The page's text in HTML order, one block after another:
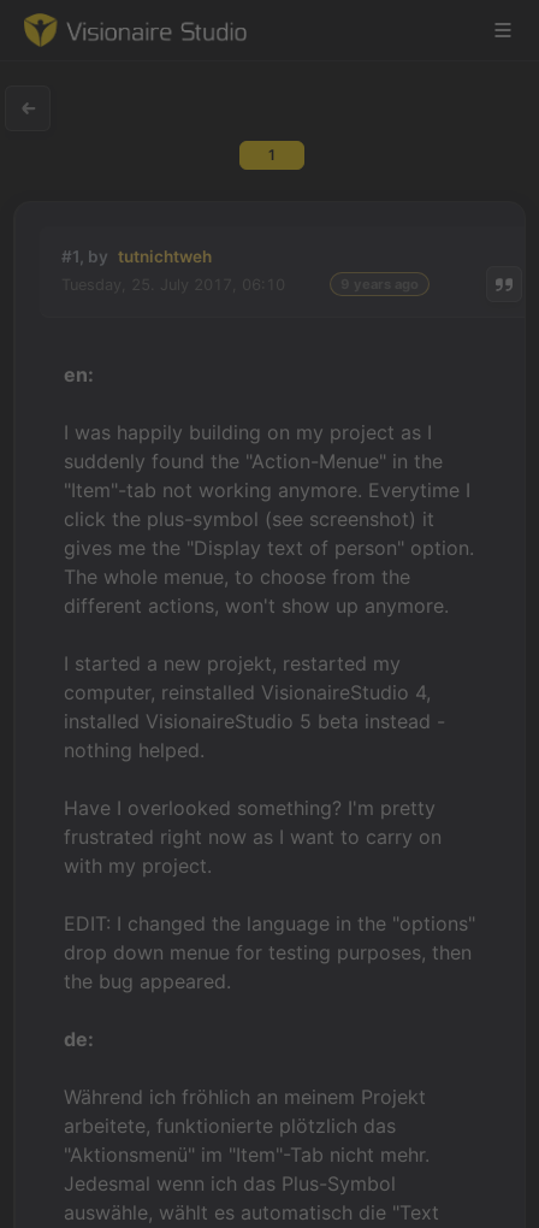
Learning
News & Stories
Downloads
1
#1, by tutnichtweh
en:
I was happily building on my project as I
suddenly found the "Action-Menue" in the
"Item"-tab not working anymore. Everytime I
click the plus-symbol (see screenshot) it
gives me the "Display text of person" option.
The whole menue, to choose from the
different actions, won't show up anymore.
I started a new projekt, restarted my
computer, reinstalled VisionaireStudio 4,
installed VisionaireStudio 5 beta instead -
nothing helped.
Have I overlooked something? I'm pretty
frustrated right now as I want to carry on
with my project.
EDIT: I changed the language in the "options"
drop down menue for testing purposes, then
the bug appeared.
de:
Während ich fröhlich an meinem Projekt
arbeitete, funktionierte plötzlich das
"Aktionsmenü" im "Item"-Tab nicht mehr.
Jedesmal wenn ich das Plus-Symbol
auswähle, wählt es automatisch die "Text